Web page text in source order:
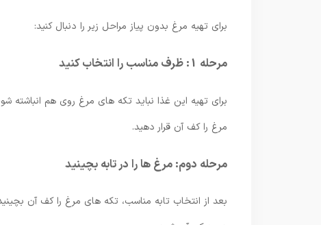
برای تهیه مرغ بدون پیاز مراحل زیر را دنبال کنید:
مرحله 1: ظرف مناسب را انتخاب کنید
برای تهیه این غذا نباید تکه های مرغ روی هم انباشته
مرغ را کف آن قرار دهید.
مرحله دوم: مرغ ها را در تابه بچینید
بعد از انتخاب تابه مناسب، تکه های مرغ را کف آن